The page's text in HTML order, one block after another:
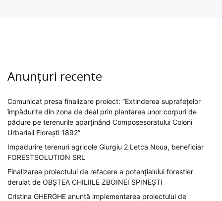
Anunțuri recente
Comunicat presa finalizare proiect: ”Extinderea suprafețelor
împădurite din zona de deal prin plantarea unor corpuri de
pădure pe terenurile aparținând Composesoratului Coloni
Urbariali Florești 1892”
Impadurire terenuri agricole Giurgiu 2 Letca Noua, beneficiar
FORESTSOLUTION SRL
Finalizarea proiectului de refacere a potențialului forestier
derulat de OBȘTEA CHILIILE ZBOINEI SPINEȘTI
Cristina GHERGHE anunță implementarea proiectului de